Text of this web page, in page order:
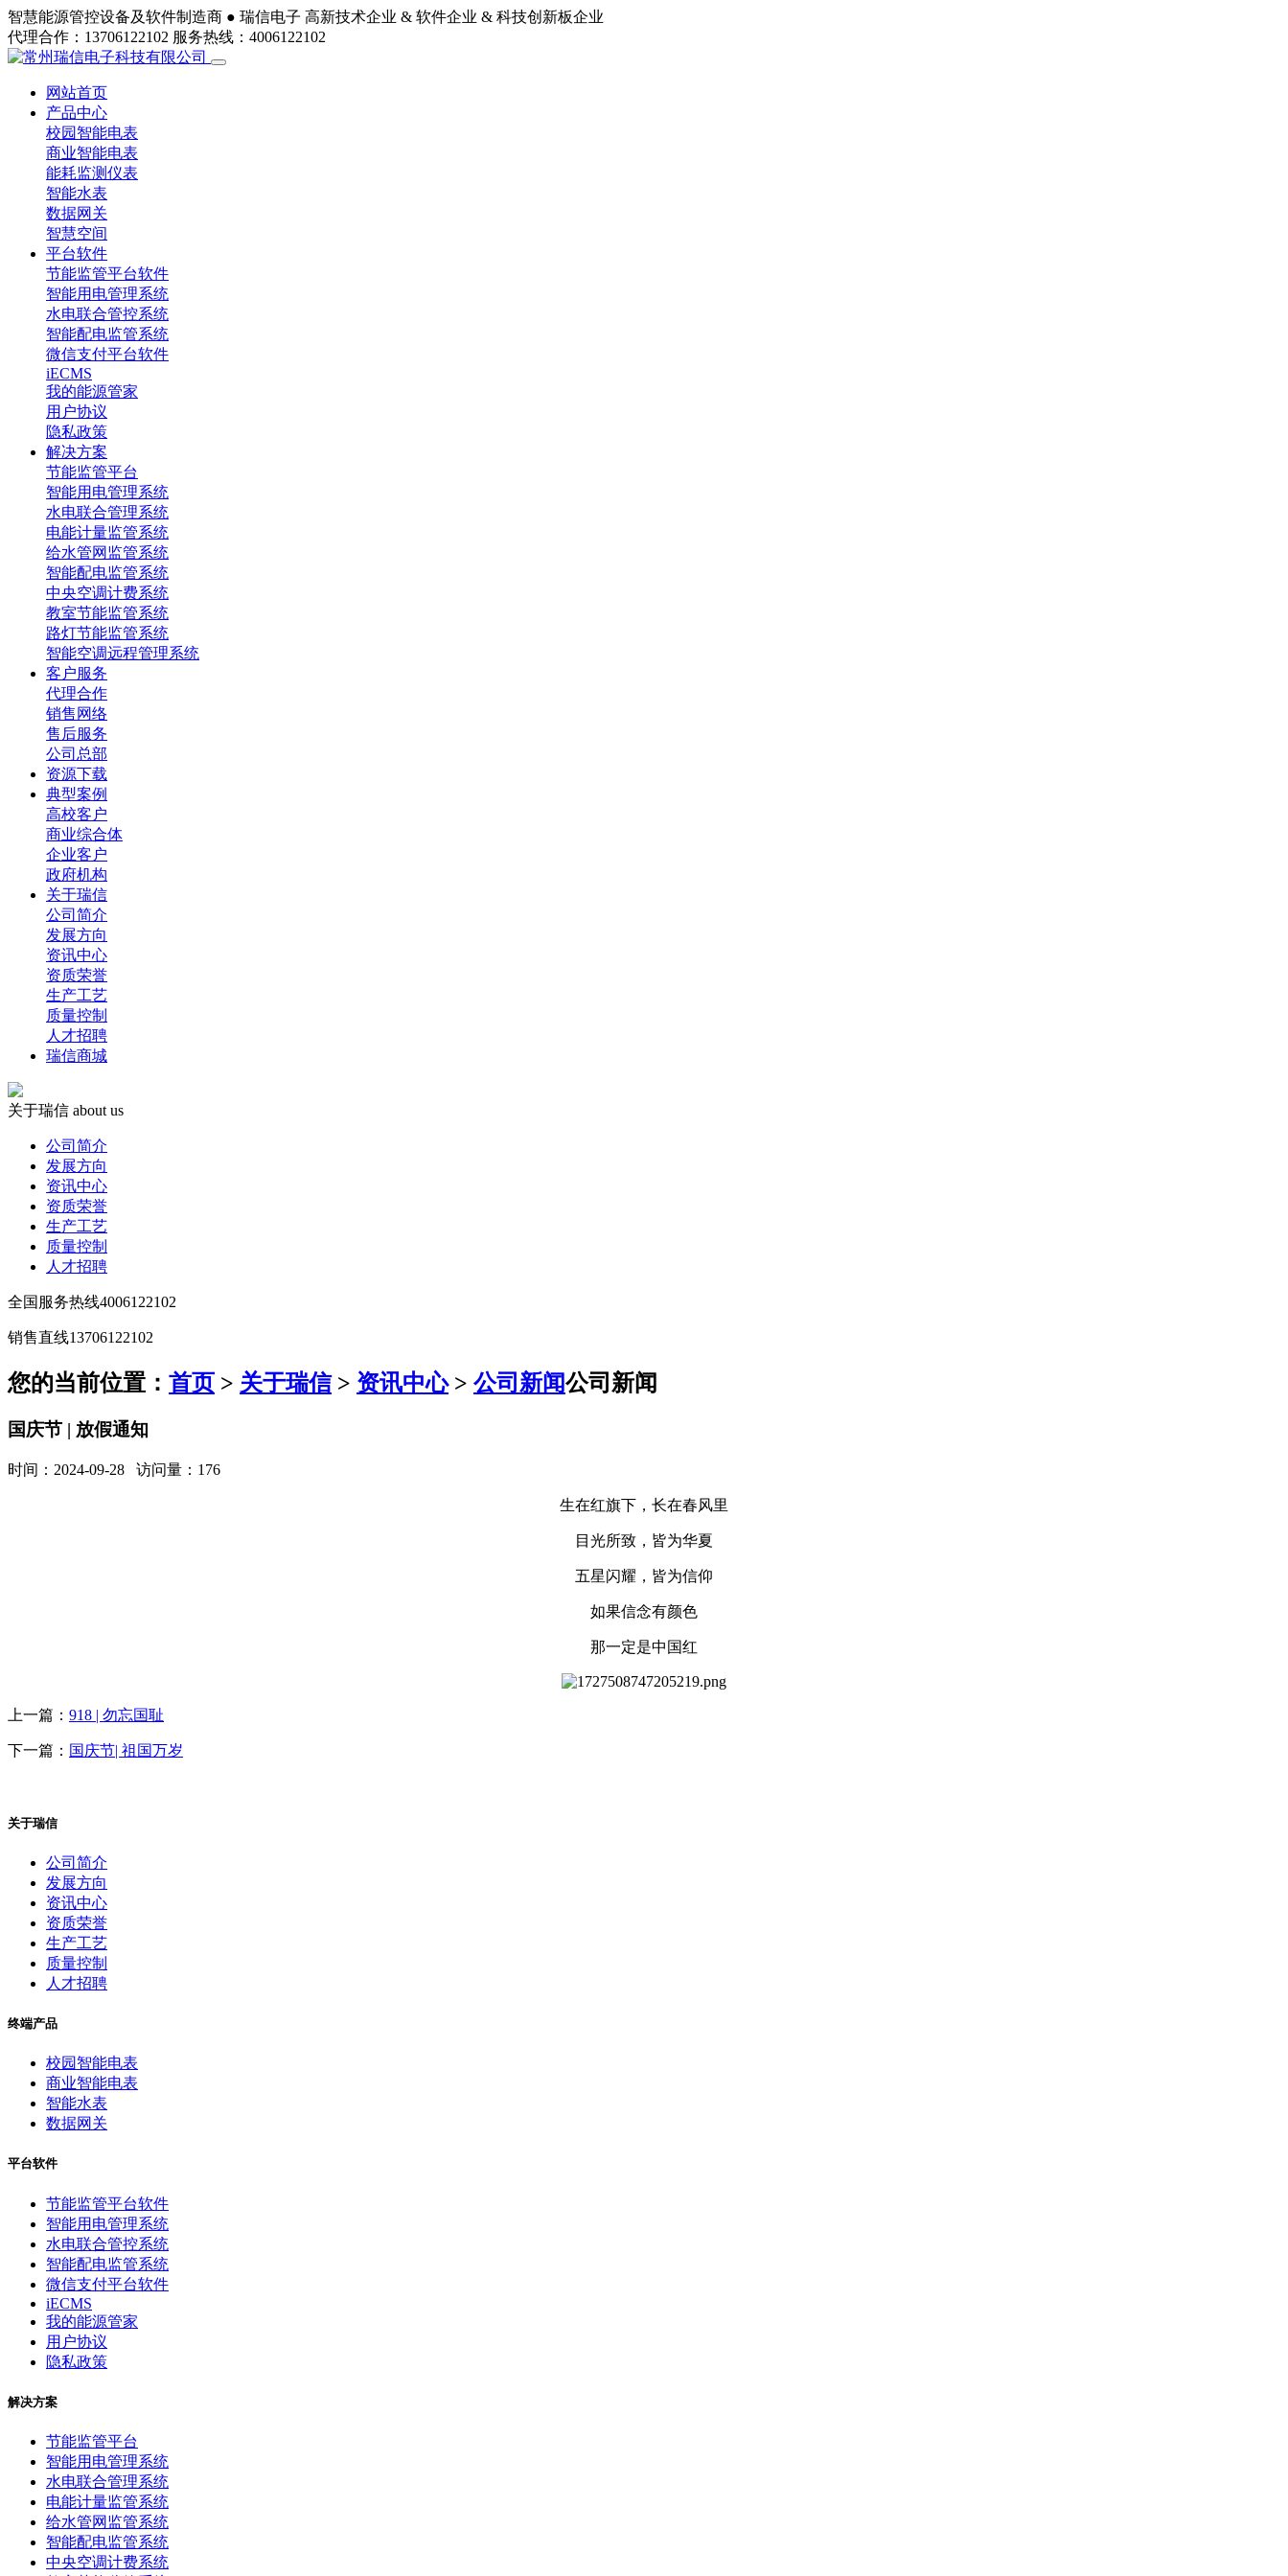
智慧能源管控设备及软件制造商 ● 瑞信电子 高新技术企业 & 软件企业 & 科技创新板企业
代理合作：13706122102 服务热线：4006122102
网站首页
产品中心
校园智能电表
商业智能电表
能耗监测仪表
智能水表
数据网关
智慧空间
平台软件
节能监管平台软件
智能用电管理系统
水电联合管控系统
智能配电监管系统
微信支付平台软件
iECMS
我的能源管家
用户协议
隐私政策
解决方案
节能监管平台
智能用电管理系统
水电联合管理系统
电能计量监管系统
给水管网监管系统
智能配电监管系统
中央空调计费系统
教室节能监管系统
路灯节能监管系统
智能空调远程管理系统
客户服务
代理合作
销售网络
售后服务
公司总部
资源下载
典型案例
高校客户
商业综合体
企业客户
政府机构
关于瑞信
公司简介
发展方向
资讯中心
资质荣誉
生产工艺
质量控制
人才招聘
瑞信商城
关于瑞信 about us
公司简介
发展方向
资讯中心
资质荣誉
生产工艺
质量控制
人才招聘
全国服务热线4006122102
销售直线13706122102
您的当前位置： 首页 > 关于瑞信> 资讯中心> 公司新闻公司新闻
国庆节 | 放假通知
时间：2024-09-28 访问量：176
生在红旗下，长在春风里
目光所致，皆为华夏
五星闪耀，皆为信仰
如果信念有颜色
那一定是中国红
上一篇： 918 | 勿忘国耻
下一篇： 国庆节| 祖国万岁
关于瑞信
公司简介
发展方向
资讯中心
资质荣誉
生产工艺
质量控制
人才招聘
终端产品
校园智能电表
商业智能电表
智能水表
数据网关
平台软件
节能监管平台软件
智能用电管理系统
水电联合管控系统
智能配电监管系统
微信支付平台软件
iECMS
我的能源管家
用户协议
隐私政策
解决方案
节能监管平台
智能用电管理系统
水电联合管理系统
电能计量监管系统
给水管网监管系统
智能配电监管系统
中央空调计费系统